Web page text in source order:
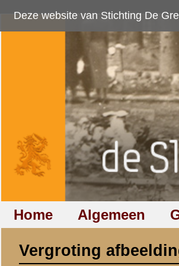
Deze website van Stichting De Greb gebruikt cookies
Home Algemeen Grebbeberg
Vergroting afbeelding